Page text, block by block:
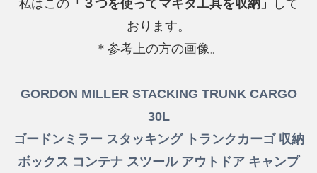
私はこの 「３つを使ってマキタ工具を収納」
して
おります。
＊参考上の方の画像。
GORDON MILLER STACKING TRUNK CARGO
30L
ゴードンミラー スタッキング トランクカーゴ 収納
ボックス コンテナ スツール アウトドア キャンプ